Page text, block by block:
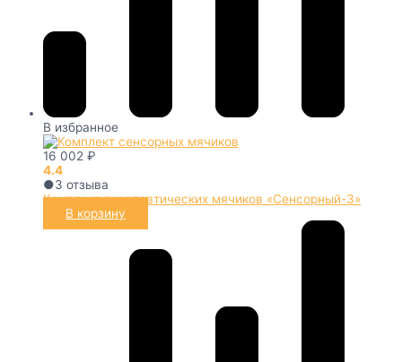
В избранное
16 002 ₽
4.4
●3 отзыва
Комплект терапевтических мячиков «Сенсорный-3»
В корзину